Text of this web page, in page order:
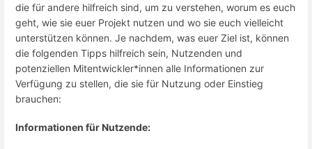
die für andere hilfreich sind, um zu verstehen, worum es euch
geht, wie sie euer Projekt nutzen und wo sie euch vielleicht
unterstützen können. Je nachdem, was euer Ziel ist, können
die folgenden Tipps hilfreich sein, Nutzenden und
potenziellen Mitentwickler*innen alle Informationen zur
Verfügung zu stellen, die sie für Nutzung oder Einstieg
brauchen:
Informationen für Nutzende: